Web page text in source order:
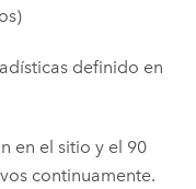
definido en
en el sitio y el 90
continuamente.